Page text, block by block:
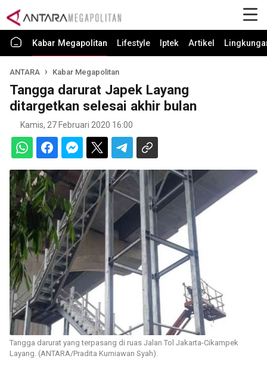
Kabar Megapolitan Lifestyle Iptek Artikel
ANTARA Kabar Megapolitan
Tangga darurat Japek Layang
ditargetkan selesai akhir bulan
Kamis, 27 Februari 2020 16:00
Tangga darurat yang terpasang di ruas Jalan Tol Jakarta-Cikampek
Layang. (ANTARA/Pradita Kurniawan Syah).